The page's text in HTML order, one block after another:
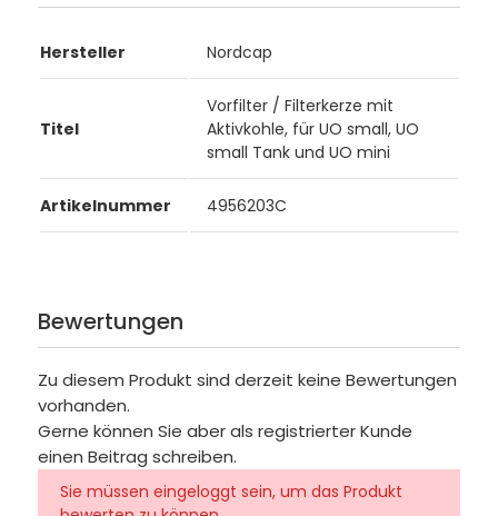
Hersteller Nordcap
Titel
Vorfilter / Filterkerze mit
Aktivkohle, für UO small, UO
small Tank und UO mini
Artikelnummer 4956203C
Bewertungen
Zu diesem Produkt sind derzeit keine Bewertungen
vorhanden.
Gerne können Sie aber als registrierter Kunde
einen Beitrag schreiben.
Sie müssen eingeloggt sein, um das Produkt